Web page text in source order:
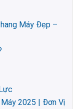
Máy Đẹp –
Máy 2025 | Đơn Vị